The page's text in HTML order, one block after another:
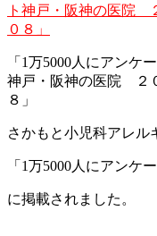
「1万5000人にアンケ
神戸・阪神の医院 ２
８」
さかもと小児科アレル
「1万5000人にアンケ
に掲載されました。